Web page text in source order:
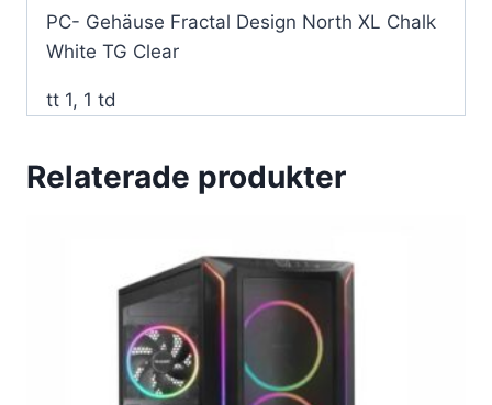
PC- Gehäuse Fractal Design North XL Chalk
White TG Clear
tt 1, 1 td
Relaterade produkter